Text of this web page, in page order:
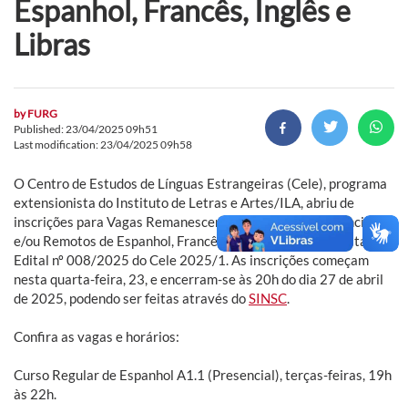
Espanhol, Francês, Inglês e
Libras
byFURG
Published: 23/04/2025 09h51
Last modification: 23/04/2025 09h58
O Centro de Estudos de Línguas Estrangeiras (Cele), programa
extensionista do Instituto de Letras e Artes/ILA, abriu de
inscrições para Vagas Remanescentes nos Cursos Presenciais
e/ou Remotos de Espanhol, Francês, Inglês e Libras do edital
Edital nº 008/2025 do Cele 2025/1. As inscrições começam
nesta quarta-feira, 23, e encerram-se às 20h do dia 27 de abril
de 2025, podendo ser feitas através do SINSC
Confira as vagas e horários:
Curso Regular de Espanhol A1.1 (Presencial), terças-feiras, 19h
às 22h.